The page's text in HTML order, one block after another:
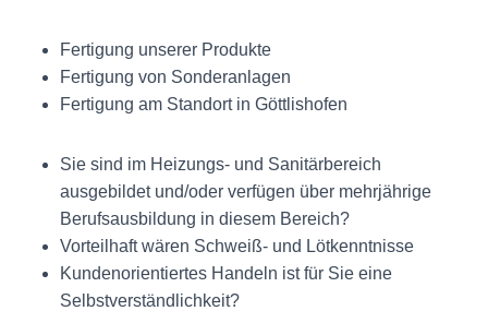
Fertigung unserer Produkte
Fertigung von Sonderanlagen
Fertigung am Standort in Göttlishofen
Sie sind im Heizungs- und Sanitärbereich
ausgebildet und/oder verfügen über mehrjährige
Berufsausbildung in diesem Bereich?
Vorteilhaft wären Schweiß- und Lötkenntnisse
Kundenorientiertes Handeln ist für Sie eine
Selbstverständlichkeit?